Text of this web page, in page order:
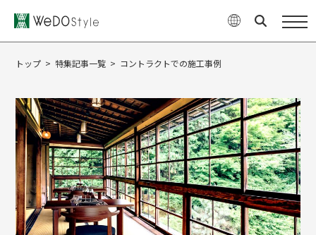
商品
ご購入について
最新ニュース・コラム
特集
トップ > 特集記事一覧 > コントラクトでの施工事例